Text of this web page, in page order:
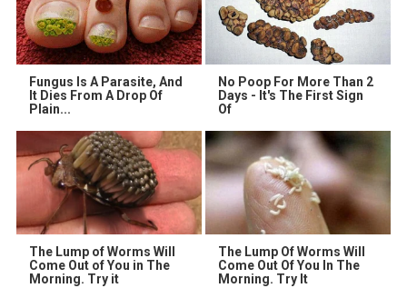
Fungus Is A Parasite, And
It Dies From A Drop Of
Plain...
No Poop For More Than 2
Days - It's The First Sign
Of
The Lump of Worms Will
Come Out of You in The
Morning. Try it
The Lump Of Worms Will
Come Out Of You In The
Morning. Try It